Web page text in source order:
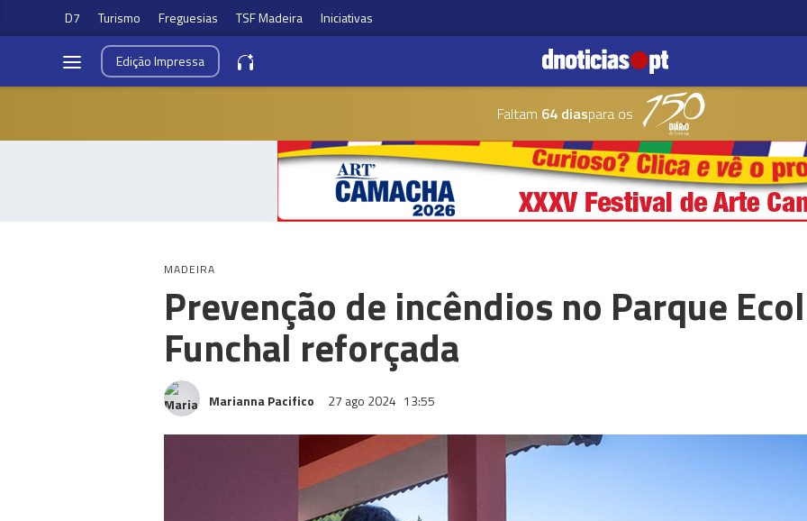
D7 Turismo Freguesias TSF Madeira Iniciativas
EdiçãoImpressa
Faltam 64 diaspara os
MADEIRA
Prevenção de incêndios no Parque
Funchal reforçada
Marianna Pacifico 27 ago 2024 13:55